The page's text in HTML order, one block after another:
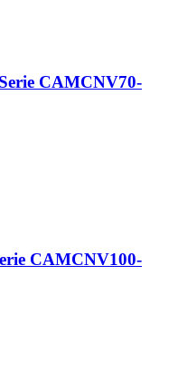
CAMCNV70-
CAMCNV100-